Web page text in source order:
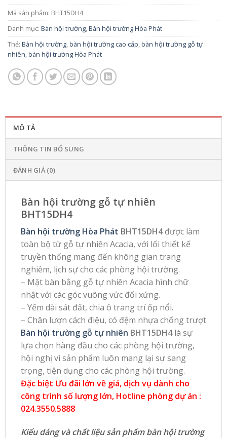
Mã sản phẩm: BHT15DH4
Danh mục: Bàn hội trường,Bàn hội trường Hòa Phát
Thẻ: Bàn hội trường,bàn hội trường cao cấp,bàn hội trường gỗ tự
nhiên,bàn hội trường Hòa Phát
MÔ TẢ
THÔNG TIN BỔ SUNG
ĐÁNH GIÁ (0)
Bàn hội trường gỗ tự nhiên
BHT15DH4
Bàn hội trường Hòa Phát BHT15DH4được làm
toàn bộ từ gỗ tự nhiên Acacia, với lối thiết kế
truyền thống mang đến không gian trang
nghiêm, lịch sự cho các phòng hội trường.
– Mặt bàn bằng gỗ tự nhiên Acacia hình chữ
nhật với các góc vuông vức đối xứng.
– Yếm dài sát đất, chia ô trang trí ốp nổi.
– Chân lượn cách điệu, có đệm nhựa chống trượt
Bàn hội trường gỗ tự nhiên BHT15DH4là sự
lựa chọn hàng đầu cho các phòng hội trường,
hội nghị vì sản phẩm luôn mang lại sự sang
trọng, tiện dụng cho các phòng hội trường.
Đặc biệt Ưu đãi lớn về giá, dịch vụ dành cho
công trình số lượng lớn, Hotline phòng dự án :
024.3550.5888
Kiểu dáng và chất liệu sản phẩm bàn hội trường